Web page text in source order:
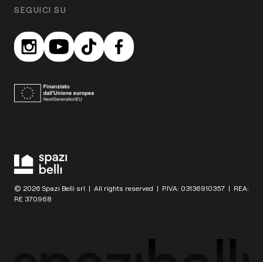
SEGUICI SU
© 2026 Spazi Belli srl | All rights reserved | P.IVA: 03136910357 | REA:
RE 370968